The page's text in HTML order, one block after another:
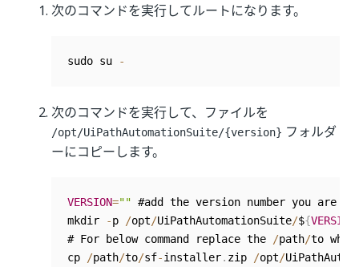
次のコマンドを実行してルートになります。
sudo su -
次のコマンドを実行して、ファイルを
/opt/UiPathAutomationSuite/{version} フォルダ
ーにコピーします。
VERSION="" #add the version number you are
mkdir
-p /opt/UiPathAutomationSuite/${VERSION
# For below command replace the
/path/to
cp
/path/to/sf-installer. zip /opt/